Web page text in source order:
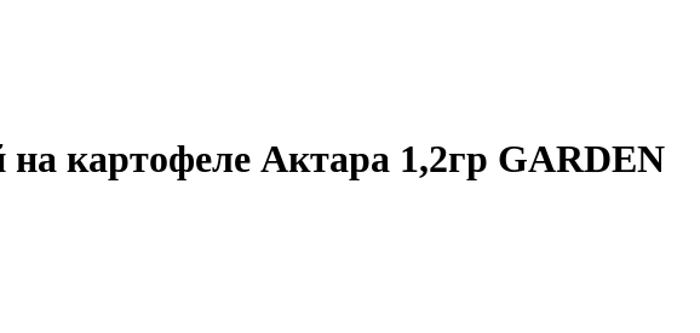
на картофеле Актара 1,2гр GARDEN